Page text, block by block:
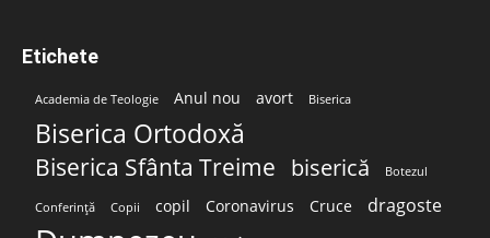
Etichete
Academia de Teologie Anul nou avort Biserica
Biserica Ortodoxă
Biserica Sfânta Treime biserică Botezul
Conferință Copii copil Coronavirus Cruce dragoste